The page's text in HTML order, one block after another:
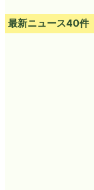
最新ニュース40件